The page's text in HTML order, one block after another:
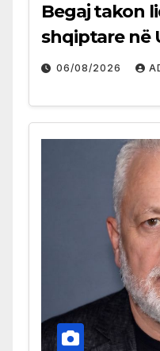
Begaj takon
shqiptare në
06/08/2026